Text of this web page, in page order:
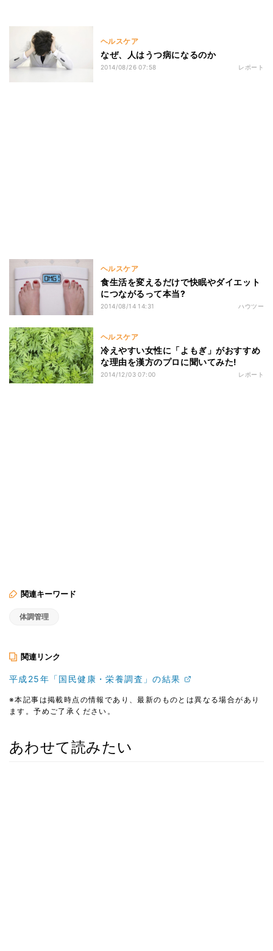
ヘルスケア
なぜ、人はうつ病になるのか
2014/08/26 07:58 レポート
ヘルスケア
食生活を変えるだけで快眠やダイエット
につながるって本当?
2014/08/14 14:31 ハウツー
ヘルスケア
冷えやすい女性に「よもぎ」がおすすめ
な理由を漢方のプロに聞いてみた!
2014/12/03 07:00 レポート
関連キーワード
体調管理
関連リンク
平成25年「国民健康・栄養調査」の結果
※本記事は掲載時点の情報であり、最新のものとは異なる場合があり
ます。予めご了承ください。
あわせて読みたい